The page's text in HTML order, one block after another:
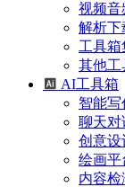
视频音
解析下
工具箱
其他工
AI工具箱
智能写
聊天对
创意设
绘画平
内容检